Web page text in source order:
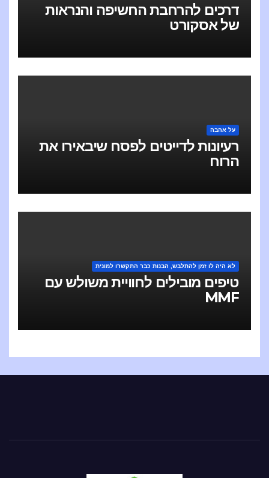
דרכים להרחבת החשיפה והנראות
של אסקורט
על אהבה
רעיונות לדייטים לפסח שיבאירו את
הרוח
לא היה לו זמן להתלבש, הבנות כבר התקשרו למונית
טיפים מובילים לחוויית משולש עם
MMF